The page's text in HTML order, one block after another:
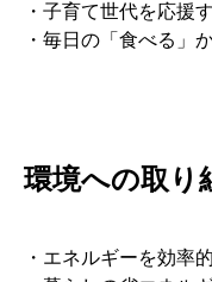
・子育て世代を応援
・毎日の「食べる」
環境への取り
・エネルギーを効率